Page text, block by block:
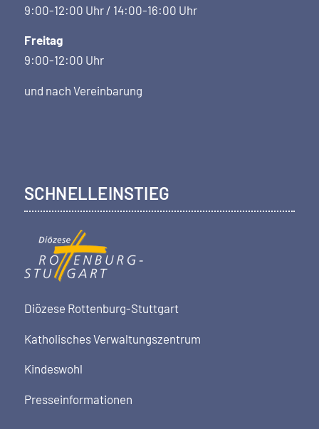
9:00-12:00 Uhr / 14:00-16:00 Uhr
Freitag
9:00-12:00 Uhr
und nach Vereinbarung
SCHNELLEINSTIEG
Diözese Rottenburg-Stuttgart
Katholisches Verwaltungszentrum
Kindeswohl
Presseinformationen